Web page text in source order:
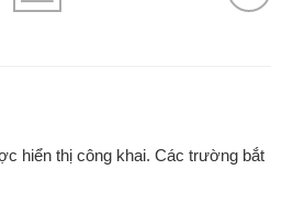
hiển thị công khai. Các trường bắt